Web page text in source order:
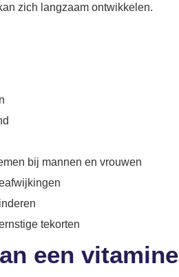
zich langzaam ontwikkelen.
bij mannen en vrouwen
tekorten
een vitamine